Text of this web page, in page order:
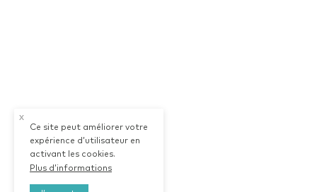
x
Ce site peut améliorer votre
expérience d’utilisateur en
activant les cookies.
Plus d’informations